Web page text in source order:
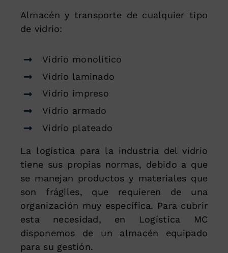
Almacén y transporte de cualquier tipo
de vidrio:
Vidrio monolítico
Vidrio laminado
Vidrio impreso
Vidrio armado
Vidrio plateado
La logística para la industria del vidrio
tiene sus propias normas, debido a que
se manejan productos y materiales que
son frágiles, que requieren de una
organización muy específica. Para cubrir
esta necesidad, en Logística MC
disponemos de un almacén equipado
para su gestión.